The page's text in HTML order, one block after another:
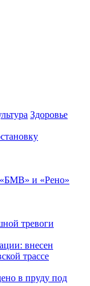
Здоровье
«БМВ» и «Рено»
тревоги
внесен
трассе
в пруду под